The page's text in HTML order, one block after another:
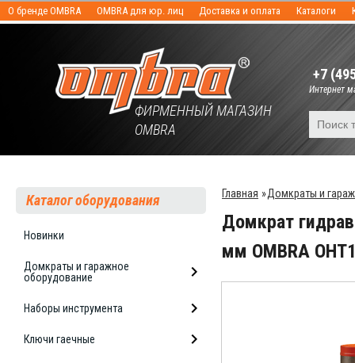
О бренде OMBRA OMBRA для юр. лиц Доставка и оплата Каталоги
ФИРМЕННЫЙ МАГАЗИН
OMBRA
+7
Интернет
Каталог оборудования
Новинки
Домкраты и гаражное
оборудование
Наборы инструмента
Ключи гаечные
Главная »Домкраты и
Домкрат
мм OMBRA